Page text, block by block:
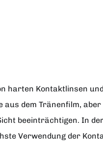
harten Kontaktlinsen
dem Tränenfilm,
beeinträchtigen. In
Verwendung der